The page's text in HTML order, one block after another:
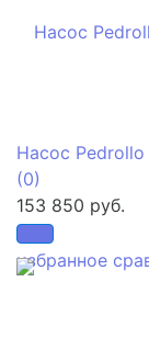
избранное
Насос
(0)
153 850 руб.